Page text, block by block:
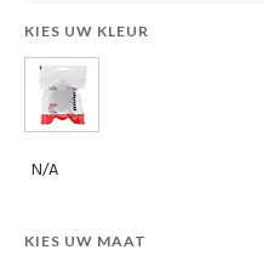
KIES UW KLEUR
N/A
KIES UW MAAT